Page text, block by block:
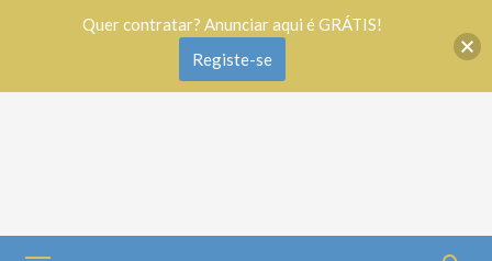
Quer contratar? Anunciar aqui é GRÁTIS!
Registe-se